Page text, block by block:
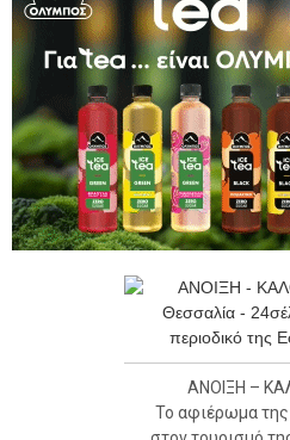
ΑΝΟΙΞΗ –
Το αφιέρωμα